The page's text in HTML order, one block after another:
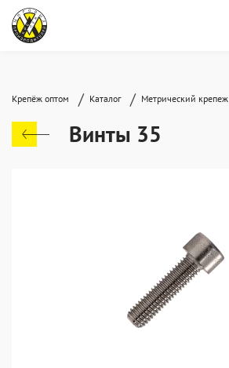
Крепёж оптом / Каталог / Метрический крепеж
Винты 35